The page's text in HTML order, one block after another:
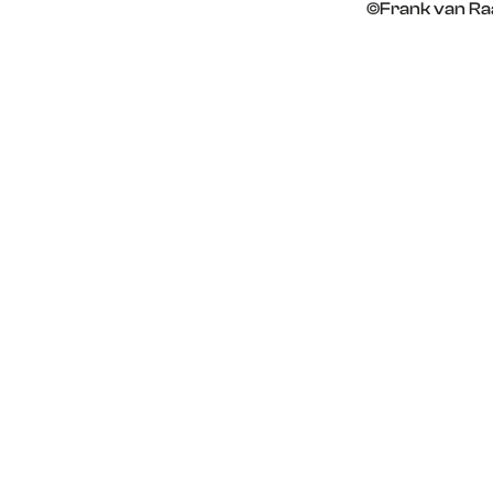
©Frank van